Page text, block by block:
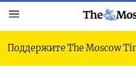
Поддержите The Moscow